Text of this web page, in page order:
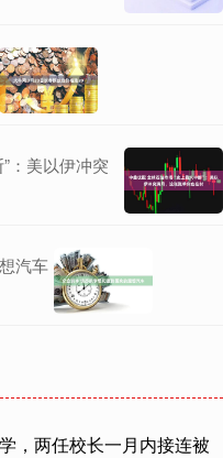
：美以伊冲突
汽车
，两任校长一月内接连被